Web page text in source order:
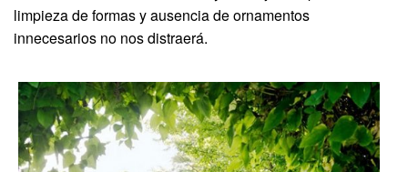
limpieza de formas y ausencia de ornamentos
innecesarios no nos distraerá.